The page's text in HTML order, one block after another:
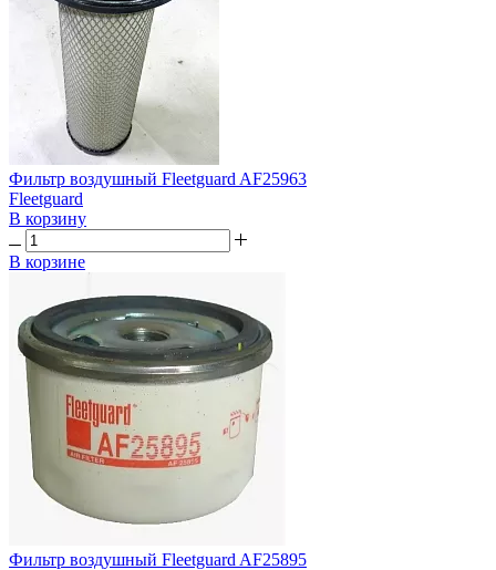
Фильтр воздушный Fleetguard AF25963
Fleetguard
В корзину
В корзине
Фильтр воздушный Fleetguard AF25895